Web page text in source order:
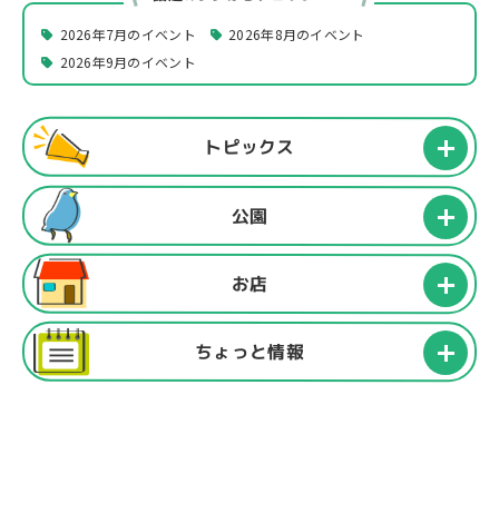
2026年7月のイベント
2026年8月のイベント
2026年9月のイベント
トピックス
公園
お店
ちょっと情報